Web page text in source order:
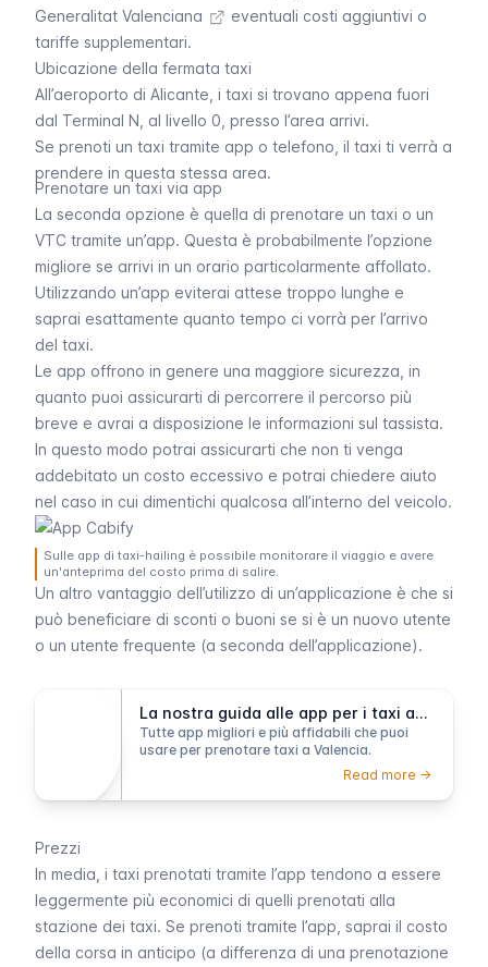
Generalitat Valenciana
eventuali costi aggiuntivi o
tariffe supplementari.
Ubicazione della fermata taxi
All’aeroporto di Alicante, i taxi si trovano appena fuori
dal Terminal N, al livello 0, presso l’area arrivi.
Se prenoti un taxi tramite app o telefono, il taxi ti verrà a
prendere in questa stessa area.
Prenotare un taxi via app
La seconda opzione è quella di prenotare un taxi o un
VTC tramite un’app. Questa è probabilmente l’opzione
migliore se arrivi in un orario particolarmente affollato.
Utilizzando un’app eviterai attese troppo lunghe e
saprai esattamente quanto tempo ci vorrà per l’arrivo
del taxi.
Le app offrono in genere una maggiore sicurezza, in
quanto puoi assicurarti di percorrere il percorso più
breve e avrai a disposizione le informazioni sul tassista.
In questo modo potrai assicurarti che non ti venga
addebitato un costo eccessivo e potrai chiedere aiuto
nel caso in cui dimentichi qualcosa all’interno del veicolo.
Sulle app di taxi-hailing è possibile monitorare il viaggio e avere
un'anteprima del costo prima di salire.
Un altro vantaggio dell’utilizzo di un’applicazione è che si
può beneficiare di sconti o buoni se si è un nuovo utente
o un utente frequente (a seconda dell’applicazione).
La nostra guida alle app per i taxi a Valencia
Tutte app migliori e più affidabili che puoi
usare per prenotare taxi a Valencia.
Read more ->
Prezzi
In media, i taxi prenotati tramite l’app tendono a essere
leggermente più economici di quelli prenotati alla
stazione dei taxi. Se prenoti tramite l’app, saprai il costo
della corsa in anticipo (a differenza di una prenotazione